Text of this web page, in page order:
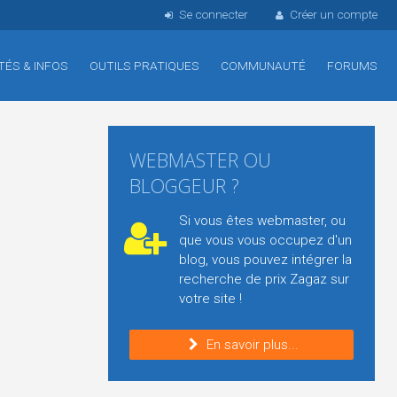
Se connecter Créer un compte
& INFOS OUTILS PRATIQUES COMMUNAUTÉ FORUMS
WEBMASTER OU
BLOGGEUR ?
Si vous êtes webmaster, ou
que vous vous occupez d'un
blog, vous pouvez intégrer la
recherche de prix Zagaz sur
votre site !
En savoir plus...